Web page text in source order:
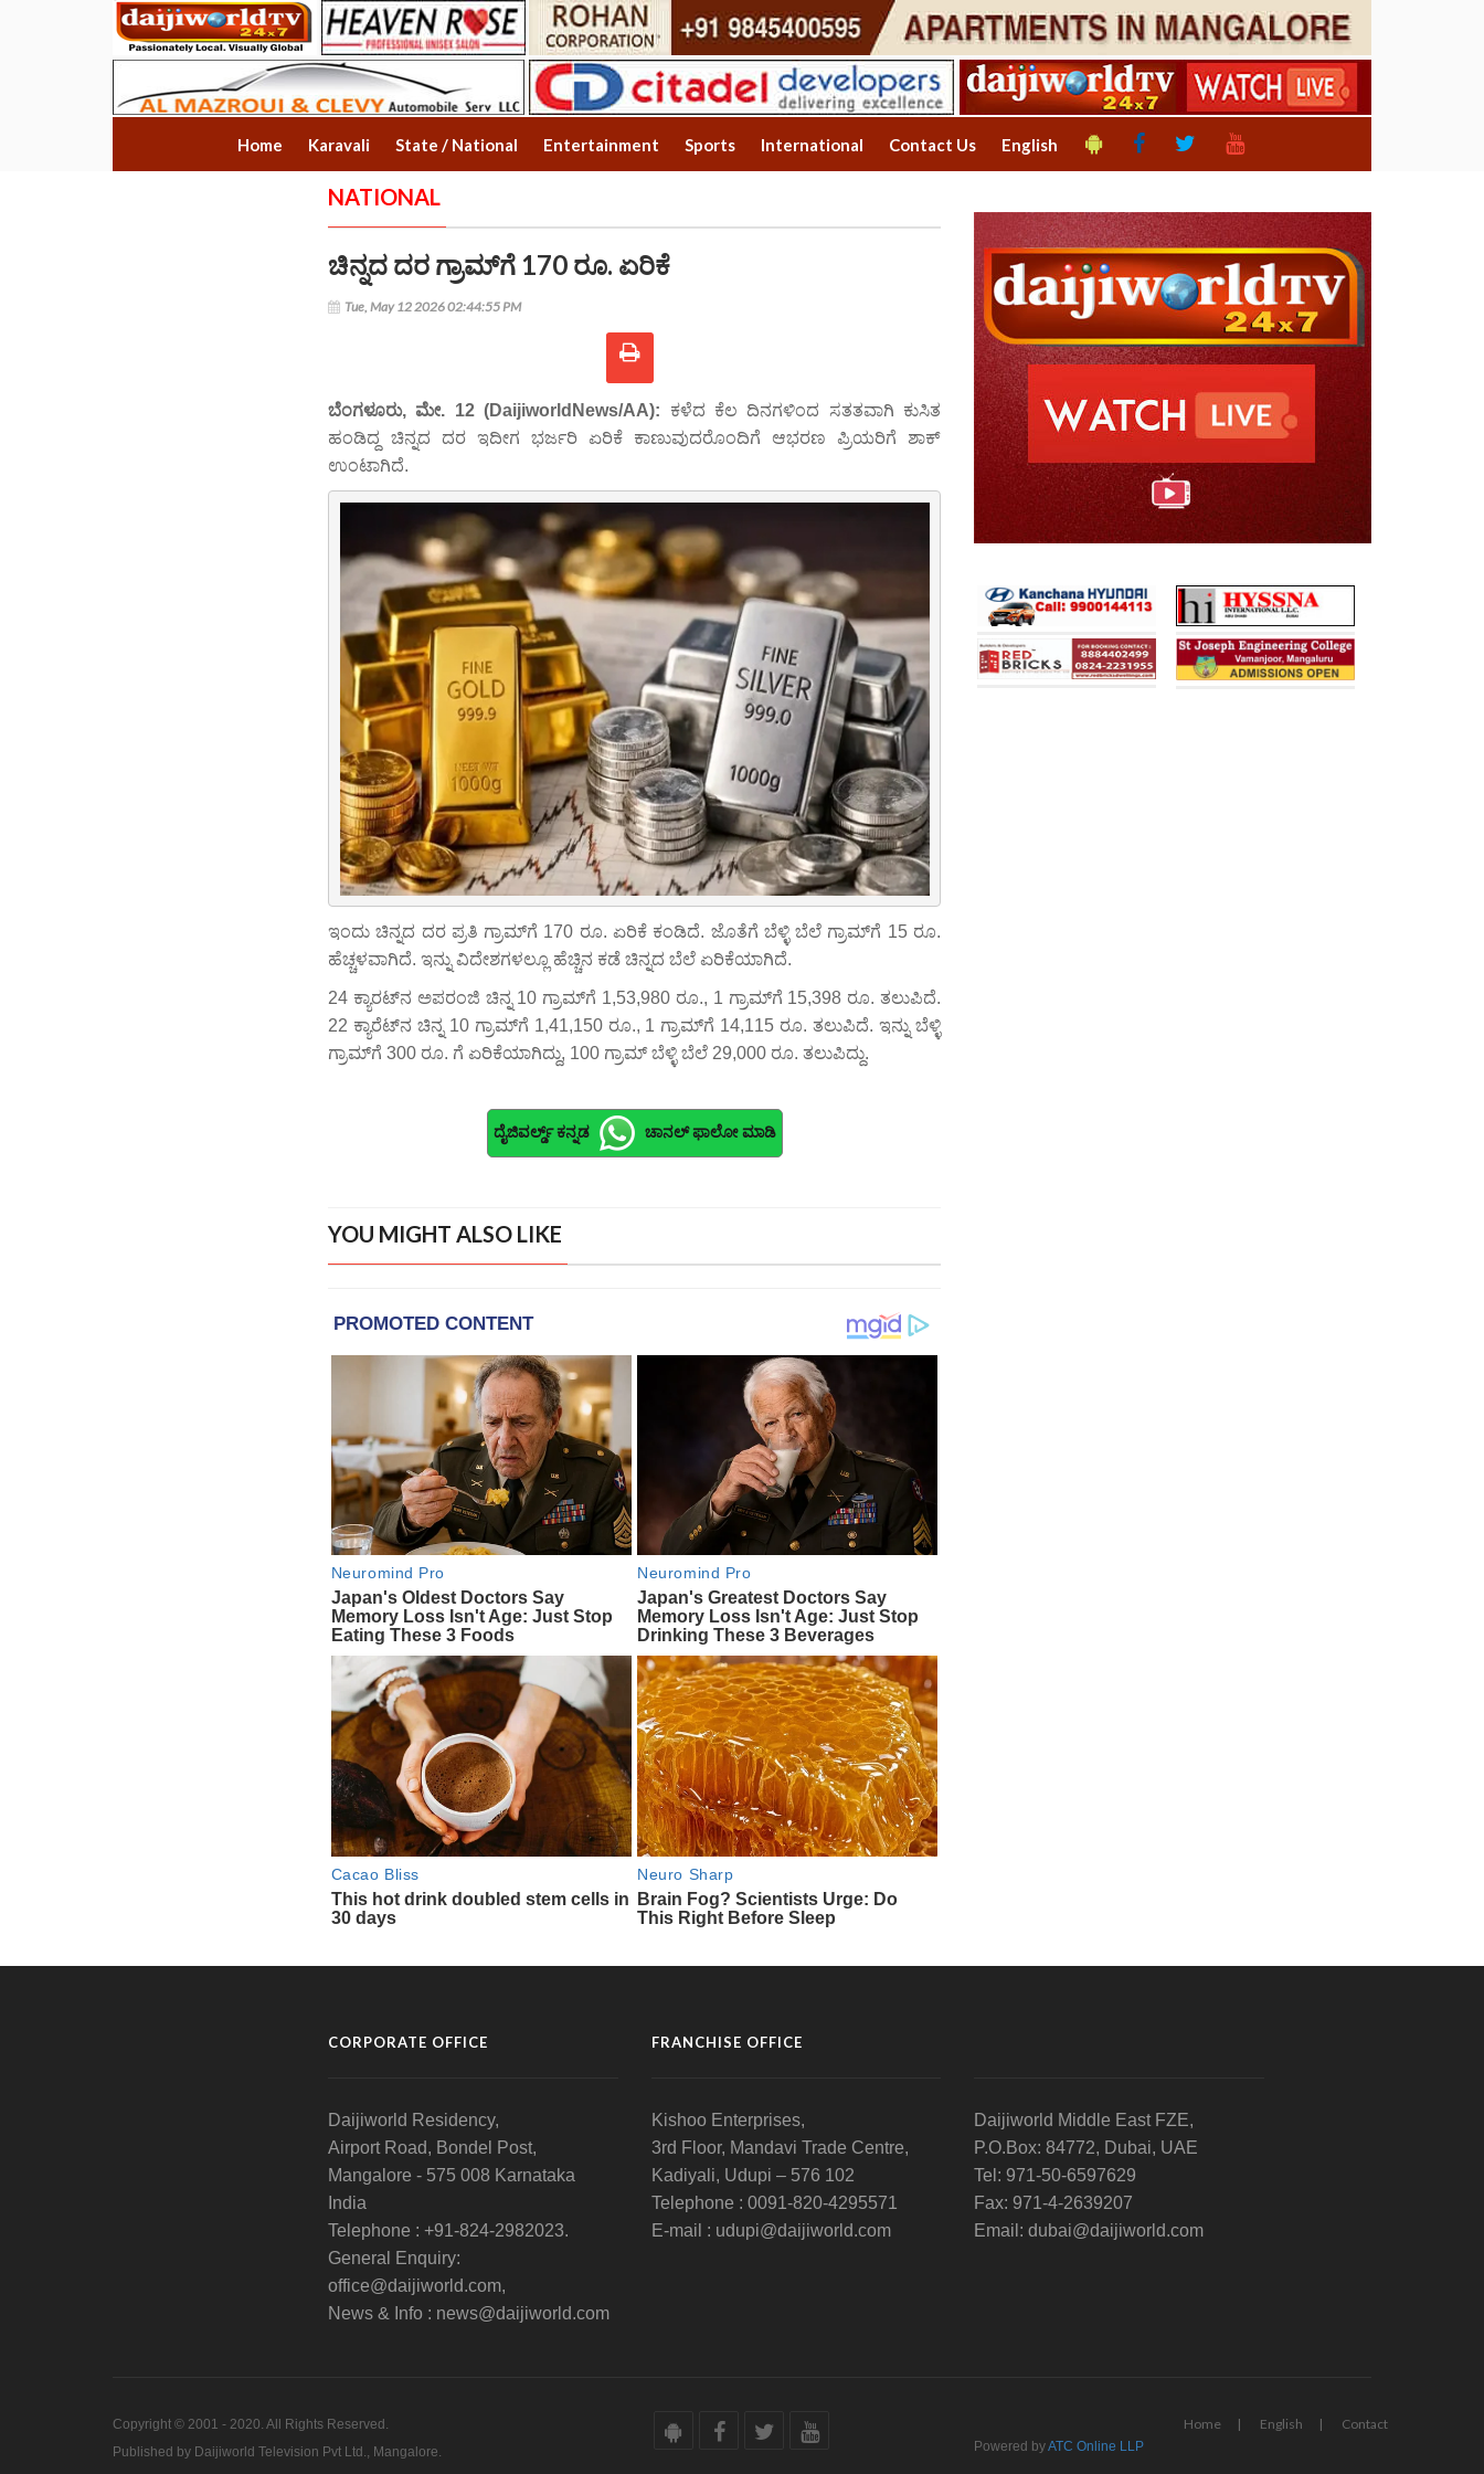
Home Karavali State / National Entertainment Sports International Contact Us English
NATIONAL
ಚಿನ್ನದ ದರ ಗ್ರಾಮ್‌ಗೆ 170 ರೂ. ಏರಿಕೆ
Tue, May 12 2026 02:44:55 PM
ಬೆಂಗಳೂರು, ಮೇ. 12 (DaijiworldNews/AA): ಕಳೆದ ಕೆಲ ದಿನಗಳಿಂದ ಸತತವಾಗಿ ಕುಸಿತ
ಹಂಡಿದ್ದ ಚಿನ್ನದ ದರ ಇದೀಗ ಭರ್ಜರಿ ಏರಿಕೆ ಕಾಣುವುದರೊಂದಿಗೆ ಆಭರಣ ಪ್ರಿಯರಿಗೆ ಶಾಕ್
ಉಂಟಾಗಿದೆ.
ಇಂದು ಚಿನ್ನದ ದರ ಪ್ರತಿ ಗ್ರಾಮ್‌ಗೆ 170 ರೂ. ಏರಿಕೆ ಕಂಡಿದೆ. ಜೊತೆಗೆ ಬೆಳ್ಳಿ ಬೆಲೆ ಗ್ರಾಮ್‌ಗೆ 15 ರೂ.
ಹೆಚ್ಚಳವಾಗಿದೆ. ಇನ್ನು ವಿದೇಶಗಳಲ್ಲೂ ಹೆಚ್ಚಿನ ಕಡೆ ಚಿನ್ನದ ಬೆಲೆ ಏರಿಕೆಯಾಗಿದೆ.
24 ಕ್ಯಾರಟ್‌ನ ಅಪರಂಜಿ ಚಿನ್ನ 10 ಗ್ರಾಮ್‌ಗೆ 1,53,980 ರೂ., 1 ಗ್ರಾಮ್‌ಗೆ 15,398 ರೂ. ತಲುಪಿದೆ.
22 ಕ್ಯಾರೆಟ್‌ನ ಚಿನ್ನ 10 ಗ್ರಾಮ್‌ಗೆ 1,41,150 ರೂ., 1 ಗ್ರಾಮ್‌ಗೆ 14,115 ರೂ. ತಲುಪಿದೆ. ಇನ್ನು ಬೆಳ್ಳಿ
ಗ್ರಾಮ್‌ಗೆ 300 ರೂ. ಗೆ ಏರಿಕೆಯಾಗಿದ್ದು, 100 ಗ್ರಾಮ್ ಬೆಳ್ಳಿ ಬೆಲೆ 29,000 ರೂ. ತಲುಪಿದ್ದು.
ದೈಜಿವರ್ಲ್ಡ್ ಕನ್ನಡ ಚಾನಲ್ ಫಾಲೋ ಮಾಡಿ
YOU MIGHT ALSO LIKE
CORPORATE OFFICE
Daijiworld Residency,
Airport Road, Bondel Post,
Mangalore - 575 008 Karnataka
India
Telephone : +91-824-2982023.
General Enquiry:
office@daijiworld.com,
News & Info : news@daijiworld.com
FRANCHISE OFFICE
Kishoo Enterprises,
3rd Floor, Mandavi Trade Centre,
Kadiyali, Udupi – 576 102
Telephone : 0091-820-4295571
E-mail : udupi@daijiworld.com
Daijiworld Middle East FZE,
P.O.Box: 84772, Dubai, UAE
Tel: 971-50-6597629
Fax: 971-4-2639207
Email: dubai@daijiworld.com
Copyright © 2001 - 2020. All Rights Reserved.
Published by Daijiworld Television Pvt Ltd., Mangalore.
Home English Contact
Powered byATC Online LLP